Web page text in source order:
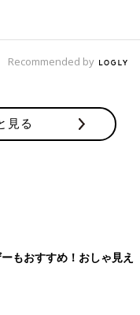
Recommended by
見る
もおすすめ！おしゃ見え